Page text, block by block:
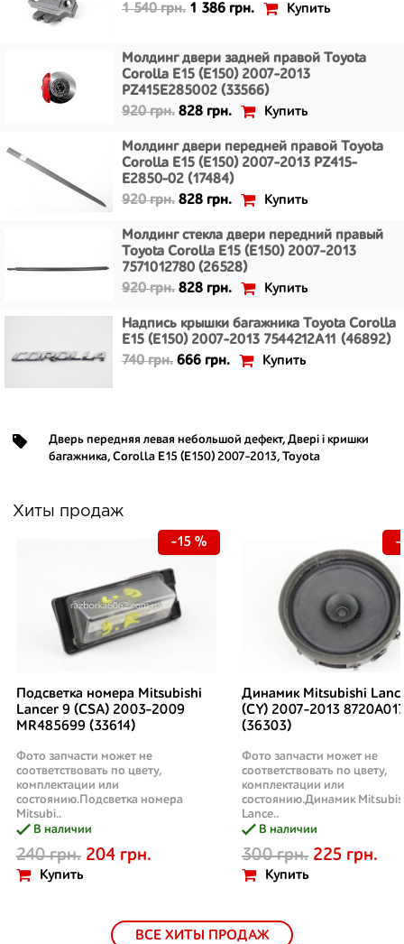
1 540 грн. 1 386 грн. Купить
Молдинг двери задней правой Toyota
Corolla E15 (E150) 2007-2013
PZ415E285002 (33566)
920 грн. 828 грн. Купить
Молдинг двери передней правой Toyota
Corolla E15 (E150) 2007-2013 PZ415-
E2850-02 (17484)
920 грн. 828 грн. Купить
Молдинг стекла двери передний правый
Toyota Corolla E15 (E150) 2007-2013
7571012780 (26528)
920 грн. 828 грн. Купить
Надпись крышки багажника Toyota Corolla
E15 (E150) 2007-2013 7544212A11 (46892)
740 грн. 666 грн. Купить
Дверь передняя левая небольшой дефект, Двері і кришки
багажника, Corolla E15 (E150) 2007-2013, Toyota
Хиты продаж
Подсветка номера Mitsubishi
Lancer 9 (CSA) 2003-2009
MR485699 (33614)
Фото запчасти может не
соответствовать по цвету,
комплектации или
состоянию.Подсветка номера
Mitsubi..
В наличии
240 грн. 204 грн.
Купить
-15 %
Динамик Mitsubishi
(CY) 2007-2013
(36303)
Фото запчасти может не
соответствовать по цвету,
комплектации или
состоянию.Динамик
Lance..
В наличии
300 грн. 225 грн.
Купить
-
ВСЕ ХИТЫ ПРОДАЖ